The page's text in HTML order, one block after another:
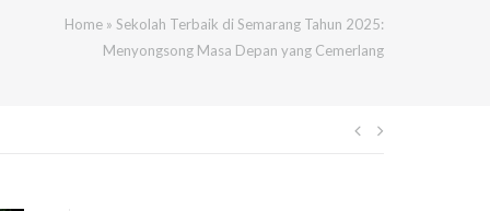
Home » Sekolah Terbaik di Semarang Tahun 2025:
Menyongsong Masa Depan yang Cemerlang
Post